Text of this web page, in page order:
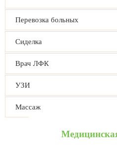
Перевозка больных
Сиделка
Врач ЛФК
УЗИ
Массаж